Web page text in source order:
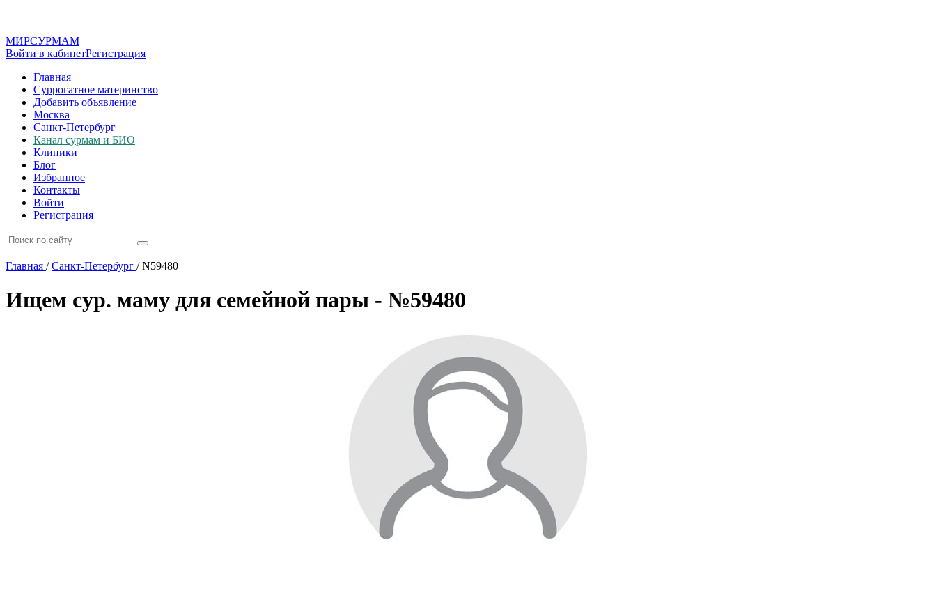
МИРСУРМАМ
Войти в кабинетРегистрация
Главная
Суррогатное материнство
Добавить объявление
Москва
Санкт-Петербург
Канал сурмам и БИО
Клиники
Блог
Избранное
Контакты
Войти
Регистрация
Главная / Санкт-Петербург /N59480
Ищем сур. маму для семейной пары - №59480